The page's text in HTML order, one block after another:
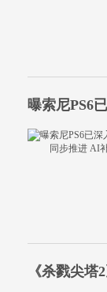
曝索尼PS6
《杀戮尖塔